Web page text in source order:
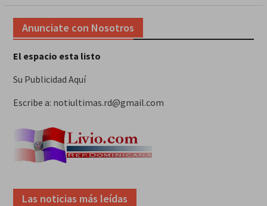
Anunciate con Nosotros
El espacio esta listo
Su Publicidad Aquí
Escribe a: notiultimas.rd@gmail.com
Las noticias más leídas